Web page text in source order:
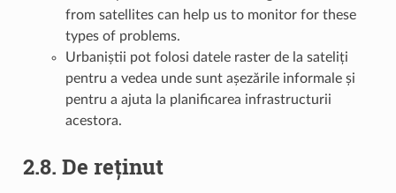
from satellites can help us to monitor for these
types of problems.
Urbaniștii pot folosi datele raster de la sateliți
pentru a vedea unde sunt așezările informale și
pentru a ajuta la planificarea infrastructurii
acestora.
2.8. De reținut